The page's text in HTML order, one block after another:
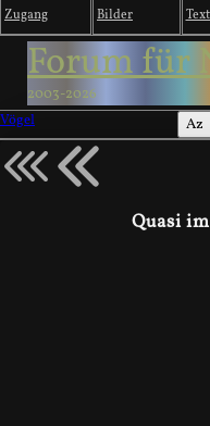
Zugang Bilder
Forum für
2003-2026
Vögel
Az
Quasi